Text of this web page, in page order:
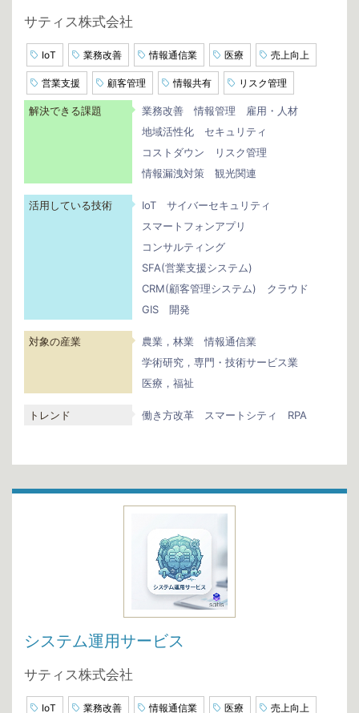
サティス株式会社
IoT 業務改善 情報通信業 医療 売上向上
営業支援 顧客管理 情報共有 リスク管理
解決できる課題 業務改善 情報管理
雇用・人材
地域活性化
セキュリティ
コストダウン
リスク管理
情報漏洩対策
観光関連
活用している技術 IoT
サイバーセキュリティ
スマートフォンアプリ
コンサルティング
SFA(営業支援システム)
CRM(顧客管理システム)
クラウド
GIS
開発
対象の産業 農業，林業
情報通信業
学術研究，専門・技術サービス業
医療，福祉
トレンド 働き方改革 スマートシティ RPA
システム運用サービス
サティス株式会社
IoT 業務改善 情報通信業 医療 売上向上